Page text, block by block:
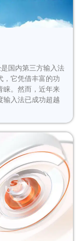
国内第三方输入法
，它凭借丰富的功
睐。然而，近年来
输入法已成功超越